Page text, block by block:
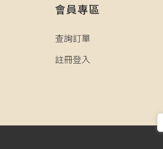
會員專區
查詢訂單
註冊登入